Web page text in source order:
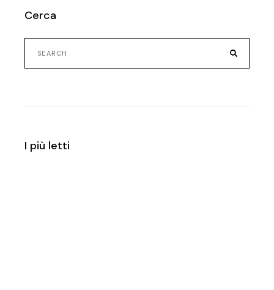
Cerca
Search
for:
I più letti